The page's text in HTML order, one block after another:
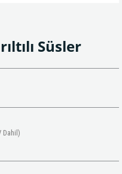
Süsler
Dahil)